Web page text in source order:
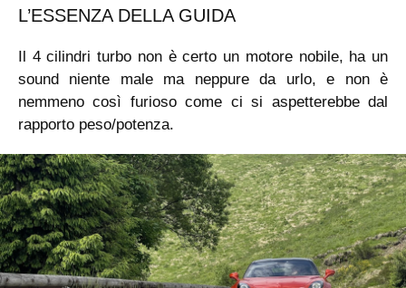
L’ESSENZA DELLA GUIDA
Il 4 cilindri turbo non è certo un motore nobile, ha un
sound niente male ma neppure da urlo, e non è
nemmeno così furioso come ci si aspetterebbe dal
rapporto peso/potenza.